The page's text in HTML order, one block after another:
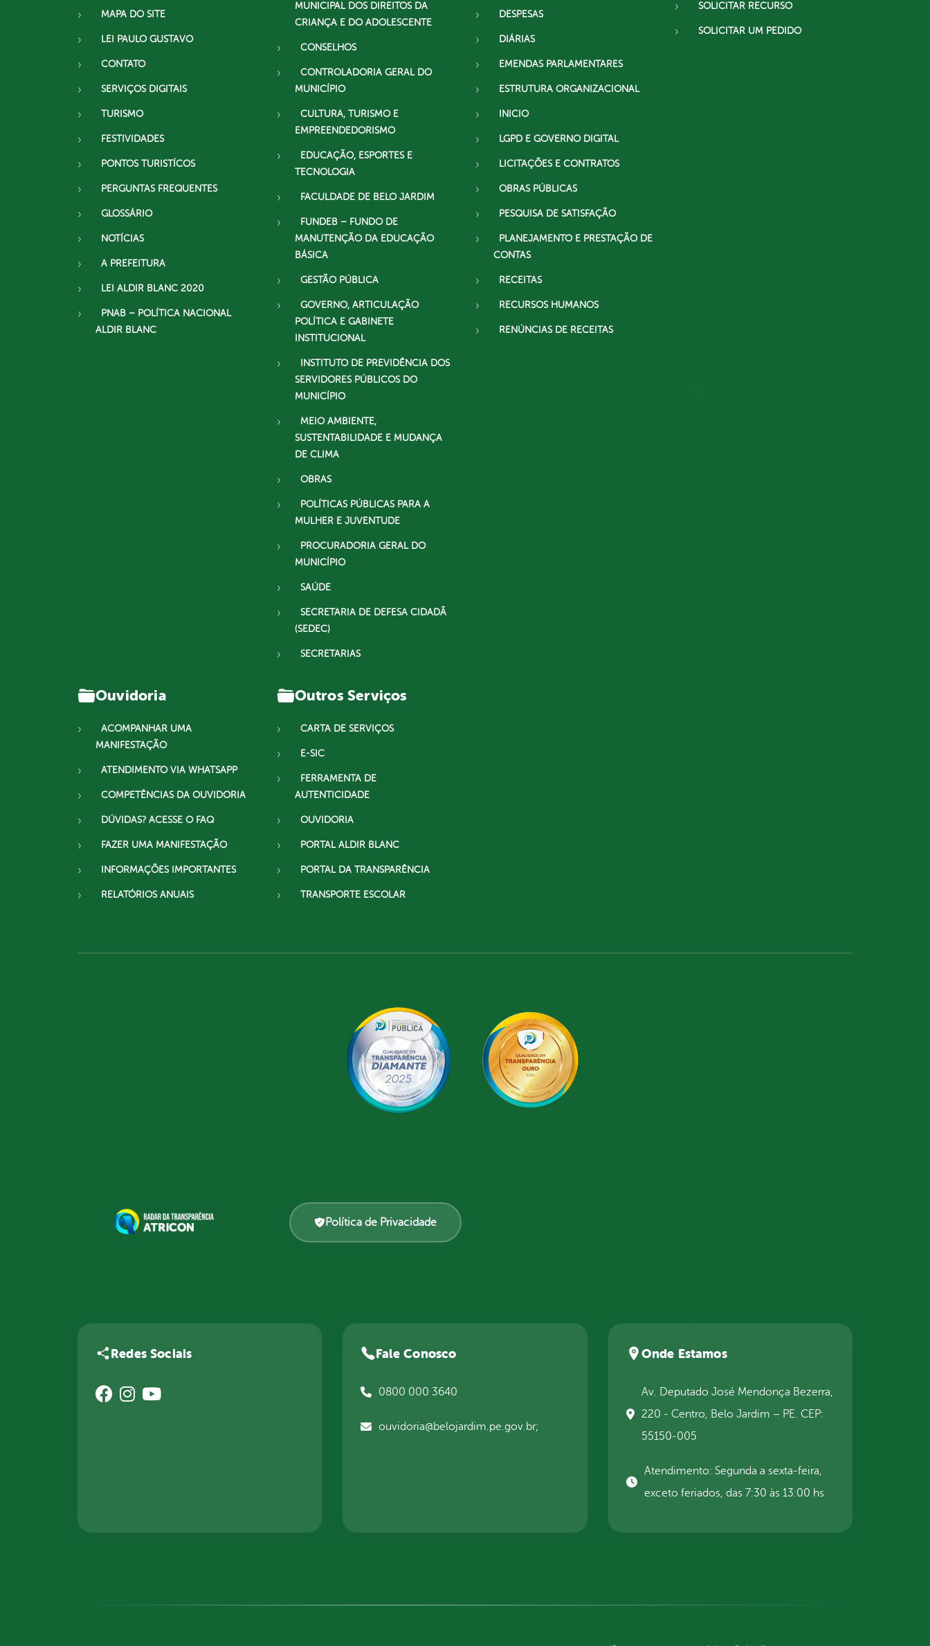
MAPA DO SITE
LEI PAULO GUSTAVO
CONTATO
SERVIÇOS DIGITAIS
TURISMO
FESTIVIDADES
PONTOS TURISTÍCOS
PERGUNTAS FREQUENTES
GLOSSÁRIO
NOTÍCIAS
A PREFEITURA
LEI ALDIR BLANC 2020
PNAB – POLÍTICA NACIONAL
ALDIR BLANC
MUNICIPAL DOS DIREITOS DA
CRIANÇA E DO ADOLESCENTE
CONSELHOS
CONTROLADORIA GERAL DO
MUNICÍPIO
CULTURA, TURISMO E
EMPREENDEDORISMO
EDUCAÇÃO, ESPORTES E
TECNOLOGIA
FACULDADE DE BELO JARDIM
FUNDEB – FUNDO DE
MANUTENÇÃO DA EDUCAÇÃO
BÁSICA
GESTÃO PÚBLICA
GOVERNO, ARTICULAÇÃO
POLÍTICA E GABINETE
INSTITUCIONAL
INSTITUTO DE PREVIDÊNCIA DOS
SERVIDORES PÚBLICOS DO
MUNICÍPIO
MEIO AMBIENTE,
SUSTENTABILIDADE E MUDANÇA
DE CLIMA
OBRAS
POLÍTICAS PÚBLICAS PARA A
MULHER E JUVENTUDE
PROCURADORIA GERAL DO
MUNICÍPIO
SAÚDE
SECRETARIA DE DEFESA CIDADÃ
(SEDEC)
SECRETARIAS
DESPESAS
DIÁRIAS
EMENDAS PARLAMENTARES
ESTRUTURA ORGANIZACIONAL
INICIO
LGPD E GOVERNO DIGITAL
LICITAÇÕES E CONTRATOS
OBRAS PÚBLICAS
PESQUISA DE SATISFAÇÃO
PLANEJAMENTO E PRESTAÇÃO DE
CONTAS
RECEITAS
RECURSOS HUMANOS
RENÚNCIAS DE RECEITAS
SOLICITAR RECURSO
SOLICITAR UM PEDIDO
Ouvidoria
ACOMPANHAR UMA
MANIFESTAÇÃO
ATENDIMENTO VIA WHATSAPP
COMPETÊNCIAS DA OUVIDORIA
DÚVIDAS? ACESSE O FAQ
FAZER UMA MANIFESTAÇÃO
INFORMAÇÕES IMPORTANTES
RELATÓRIOS ANUAIS
Outros Serviços
CARTA DE SERVIÇOS
E-SIC
FERRAMENTA DE
AUTENTICIDADE
OUVIDORIA
PORTAL ALDIR BLANC
PORTAL DA TRANSPARÊNCIA
TRANSPORTE ESCOLAR
Política de Privacidade
Redes Sociais Fale Conosco
0800 000 3640
ouvidoria@belojardim.pe.gov.br;
Onde Estamos
Av. Deputado José Mendonça Bezerra,
220 - Centro, Belo Jardim – PE. CEP:
55150-005
Atendimento: Segunda a sexta-feira,
exceto feriados, das 7:30 às 13:00 hs